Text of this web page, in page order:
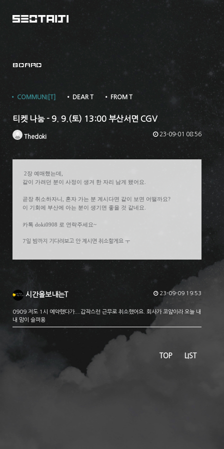
BOARD
• COMMUNI[T] • DEAR T • FROM T
티켓 나눔 - 9. 9.(토) 13:00 부산서면 CGV
Thedoki 23-09-01 08:56
2장 예매했는데,
같이 가려던 분이 사정이 생겨 한 자리 남게 됐어요.
곧장 취소하자니, 혼자 가는 분 계시다면 같이 보면 어떨까요?
이 기회에 부산에 아는 분이 생기면 좋을 것 같네요.
카톡 doki0908 로 연락주세요~
7일 밤까지 기다려보고 안 계시면 취소할게요 ㅜ
시간을보내는T 23-09-09 19:53
0909 저도 1시 예약했다가....갑작스런 근무로 취소했어요. 회사가 코앞이라 오늘 내
내 맘이 슬퍼용
TOP LIST